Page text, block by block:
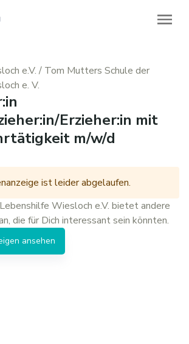
e.V. / Tom Mutters Schule der
e. V.
Erzieher:in mit
m/w/d
ist leider abgelaufen.
Lebenshilfe Wiesloch e.V. bietet andere
die für Dich interessant sein könnten.
ansehen